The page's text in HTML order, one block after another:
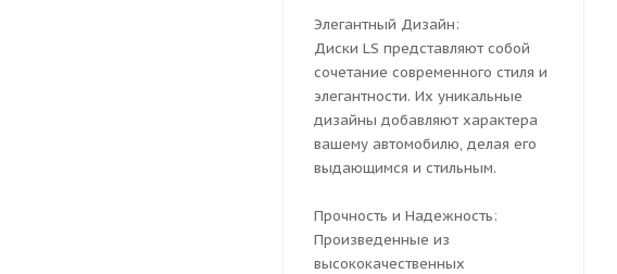
Элегантный Дизайн:
Диски LS представляют собой
сочетание современного стиля и
элегантности. Их уникальные
дизайны добавляют характера
вашему автомобилю, делая его
выдающимся и стильным.
Прочность и Надежность:
Произведенные из
высококачественных